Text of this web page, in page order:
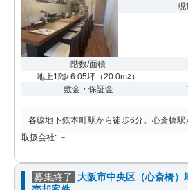
現
階数/面積
地上1階/ 6.05坪 （20.0m2 ）
敷金・保証金
-
各線地下鉄本町駅から徒歩6分。心斎橋駅
取扱会社: －
募集終了
大阪市中央区（心斎橋）